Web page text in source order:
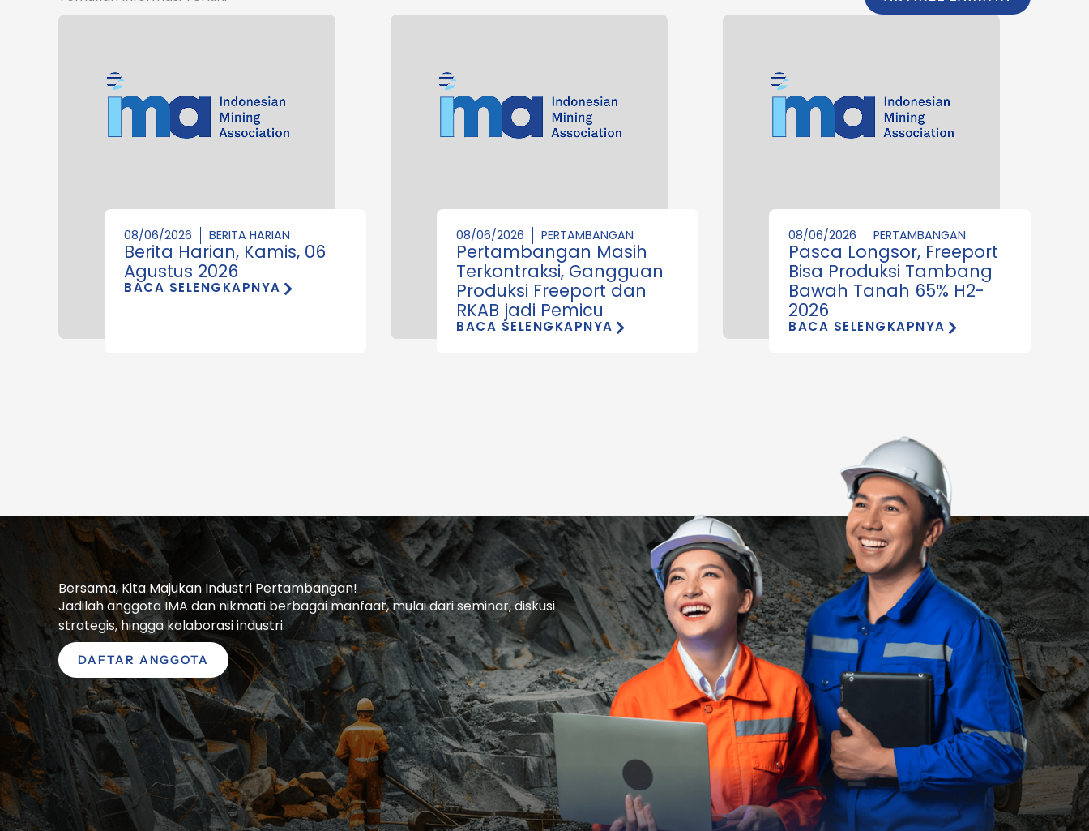
08/06/2026 BERITA HARIAN
Berita Harian, Kamis, 06
Agustus 2026
BACA SELENGKAPNYA
08/06/2026 PERTAMBANGAN
Pertambangan Masih
Terkontraksi, Gangguan
Produksi Freeport dan
RKAB jadi Pemicu
BACA SELENGKAPNYA
08/06/2026 PERTAMBANGAN
Pasca Longsor, Freeport
Bisa Produksi Tambang
Bawah Tanah 65% H2-
2026
BACA SELENGKAPNYA
Bersama, Kita Majukan Industri Pertambangan!
Jadilah anggota IMA dan nikmati berbagai manfaat, mulai dari seminar, diskusi
strategis, hingga kolaborasi industri.
DAFTAR ANGGOTA